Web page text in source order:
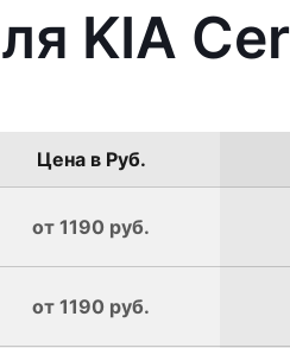
KIA
Цена в Руб.
от 1190 руб.
от 1190 руб.